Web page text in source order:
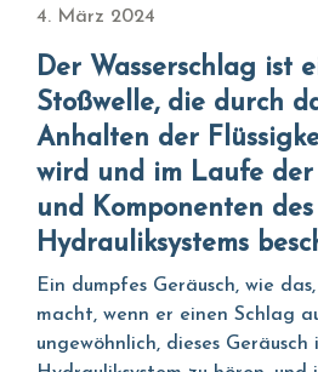
4. März 2024
Der Wasserschlag ist eine echte
Stoßwelle, die durch
Anhalten der
wird und im Laufe
und Komponenten des
Hydrauliksystems
Ein dumpfes Geräusch, wie
macht, wenn er einen Schlag
ungewöhnlich, dieses Geräusch